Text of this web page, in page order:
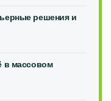
решения и
в массовом